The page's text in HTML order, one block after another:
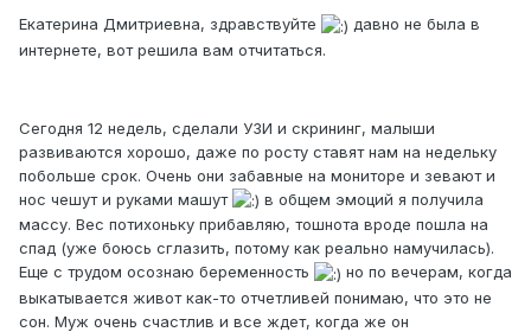
Екатерина Дмитриевна, здравствуйте
давно не была в
интернете, вот решила вам отчитаться.
Сегодня 12 недель, сделали УЗИ и скрининг, малыши
развиваются хорошо, даже по росту ставят нам на недельку
побольше срок. Очень они забавные на мониторе и зевают и
нос чешут и руками машут
в общем эмоций я получила
массу. Вес потихоньку прибавляю, тошнота вроде пошла на
спад (уже боюсь сглазить, потому как реально намучилась).
Еще с трудом осознаю беременность
но по вечерам, когда
выкатывается живот как-то отчетливей понимаю, что это не
сон. Муж очень счастлив и все ждет, когда же он